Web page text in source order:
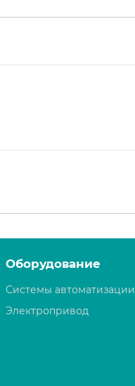
Оборудование
Системы автоматизации
Электропривод